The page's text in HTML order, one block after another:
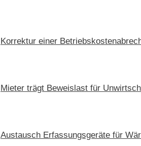
Korrektur einer
Mieter trägt Beweislast für
Austausch Erfassungsgeräte für